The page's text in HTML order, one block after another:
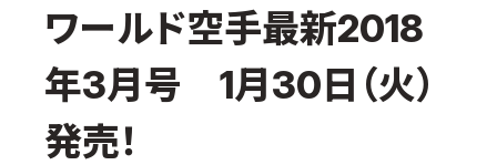
大山倍達総裁 紹介
松井章奎館長 紹介
極真の歴史
ワールド空手最新2018
年3月号 1月30日（火）
発売！